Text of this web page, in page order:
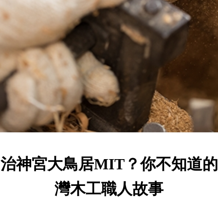
神宮大鳥居MIT？你不知道
灣木工職人故事